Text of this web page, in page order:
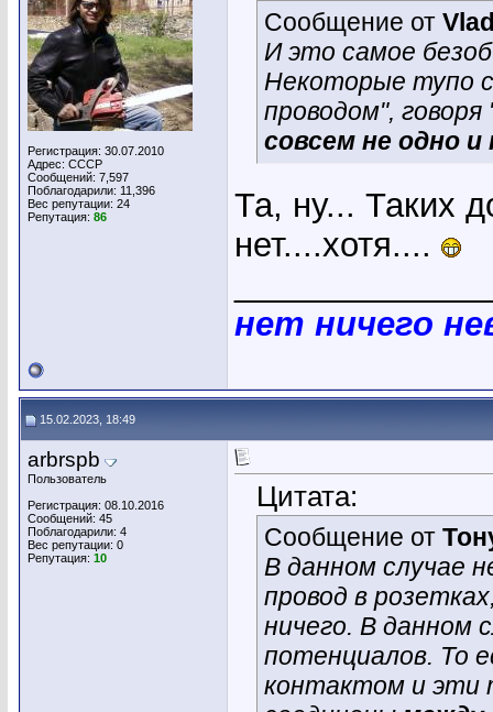
Регистрация: 30.07.2010
Адрес: СССР
Сообщений: 7,597
Поблагодарили: 11,396
Вес репутации: 24
Репутация: 86
Сообщение от
И это самое
Некоторые тупо
проводом", говоря
совсем не одно
Та, ну... Таких
нет....хотя....
нет ничего
15.02.2023, 18:49
arbrspb
Пользователь
Регистрация: 08.10.2016
Сообщений: 45
Поблагодарили: 4
Вес репутации: 0
Репутация: 10
Цитата:
Сообщение от
В данном случае
провод в
ничего. В данном
потенциалов. То
контактом и